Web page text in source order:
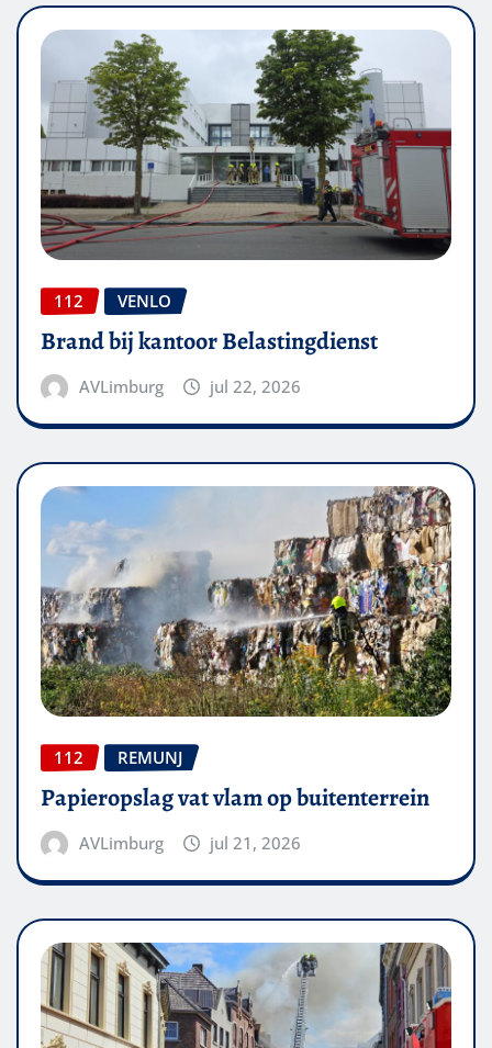
112 VENLO
Brand bij kantoor Belastingdienst
AVLimburg jul 22, 2026
112 REMUNJ
Papieropslag vat vlam op buitenterrein
AVLimburg jul 21, 2026